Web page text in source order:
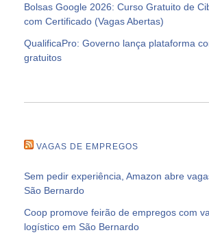
Bolsas Google 2026: Curso Gratuito de
com Certificado (Vagas Abertas)
QualificaPro: Governo lança plataforma
gratuitos
VAGAS DE EMPREGOS
Sem pedir experiência, Amazon abre
São Bernardo
Coop promove feirão de empregos com
logístico em São Bernardo